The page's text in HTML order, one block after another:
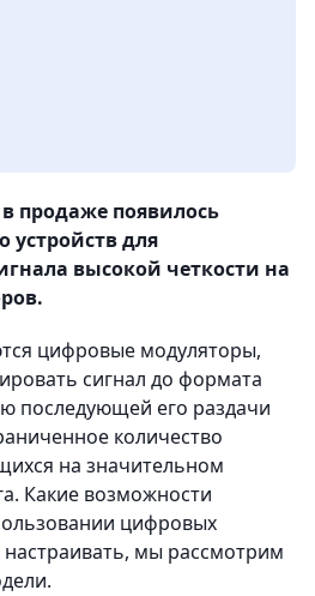
продаже появилось
устройств для
высокой четкости на
цифровые модуляторы,
сигнал до формата
последующей его раздачи
количество
на значительном
Какие возможности
цифровых
настраивать, мы рассмотрим